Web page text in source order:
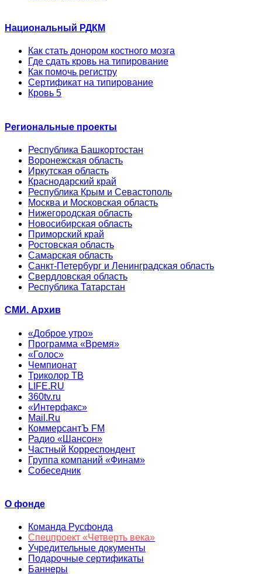
Национальный РДКМ
Как стать донором костного мозга
Где сдать кровь на типирование
Как помочь регистру
Сертификат на типирование
Кровь 5
Региональные проекты
Республика Башкортостан
Воронежская область
Иркутская область
Краснодарский край
Республика Крым и Севастополь
Москва и Московская область
Нижегородская область
Новосибирская область
Приморский край
Ростовская область
Самарская область
Санкт-Петербург и Ленинградская область
Свердловская область
Республика Татарстан
СМИ. Архив
«Доброе утро»
Программа «Время»
«Голос»
Чемпионат
Триколор ТВ
LIFE.RU
360tv.ru
«Интерфакс»
Mail.Ru
КоммерсантЪ FM
Радио «Шансон»
Частный Корреспондент
Группа компаний «Финам»
Собеседник
О фонде
Команда Русфонда
Спецпроект «Четверть века»
Учредительные документы
Подарочные сертификаты
Баннеры